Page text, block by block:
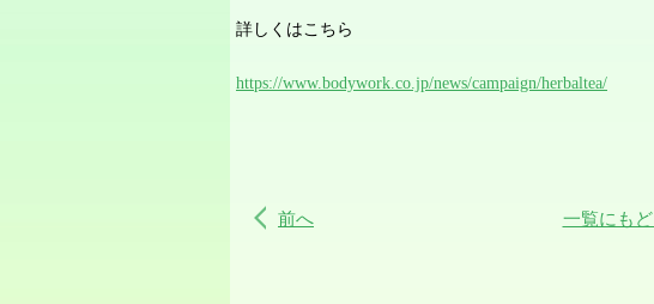
詳しくはこちら
https://www.bodywork.co.jp/news/campaign/herbaltea/
前へ 一覧にも